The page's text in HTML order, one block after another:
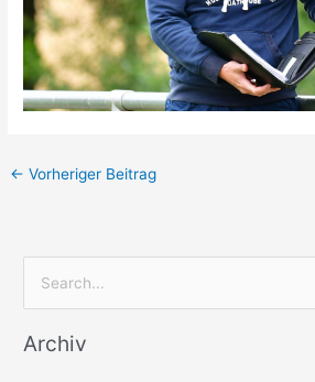
← Vorheriger Beitrag
c
Archiv